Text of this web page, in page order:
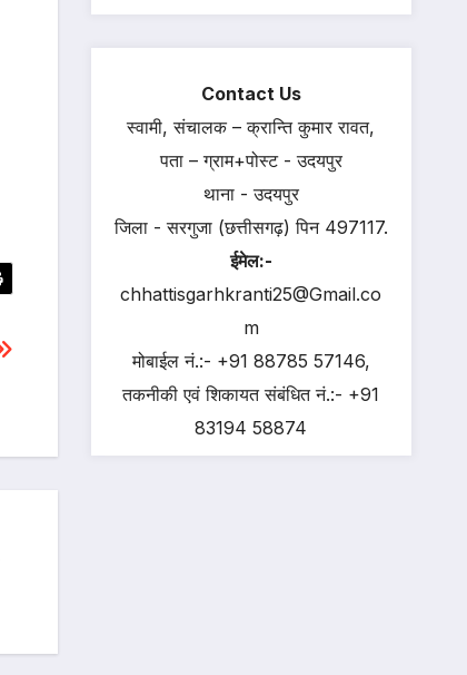
Contact Us
स्वामी, संचालक – क्रान्ति कुमार रावत,
पता – ग्राम+पोस्ट - उदयपुर
थाना - उदयपुर
जिला - सरगुजा (छत्तीसगढ़) पिन 497117.
ईमेल:-
chhattisgarhkranti25@Gmail.co
m
मोबाईल नं.:- +91 88785 57146,
तकनीकी एवं शिकायत संबंधित नं.:- +91
83194 58874